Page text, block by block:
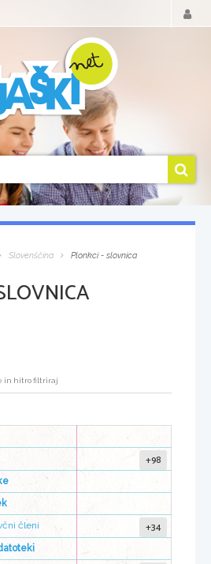
Slovenščina Plonkci - slovnica
+98
členi
+34